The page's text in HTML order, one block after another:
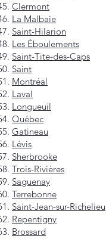
Clermont
La Malbaie
Saint-Hilarion
Les Éboulements
Saint-Tite-des-Caps
Saint
Montréal
Laval
Longueuil
Québec
Gatineau
Lévis
Sherbrooke
Trois-Rivières
Saguenay
Terrebonne
Saint-Jean-sur-Richelieu
Repentigny
Brossard